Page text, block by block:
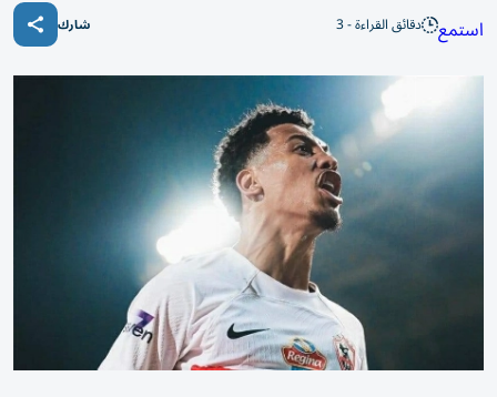
استمع دقائق القراءة - 3 شارك